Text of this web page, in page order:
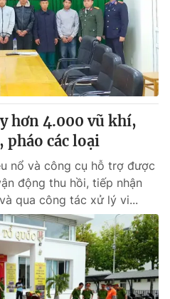
Bất động sản
Tấm lòng Việt
Vươn mình bằng AI
VTV8
English
hơn 4.000 vũ khí,
pháo các loại
nổ và công cụ hỗ trợ được
động thu hồi, tiếp nhận
qua công tác xử lý vi...